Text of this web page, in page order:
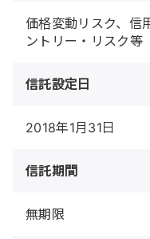
価格変動リスク、信
ントリー・リスク等
信託設定日
2018年1月31日
信託期間
無期限